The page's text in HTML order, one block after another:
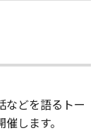
などを語るトー
します。